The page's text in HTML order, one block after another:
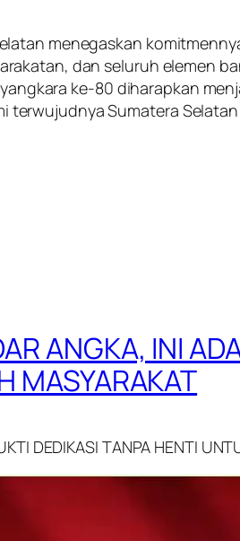
menegaskan
dan seluruh elemen
ke-80 diharapkan
Sumatera
ANGKA, INI
MASYARAKAT
DEDIKASI TANPA HENTI